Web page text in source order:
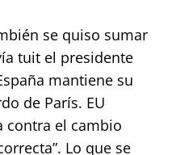
se quiso sumar
tuit el presidente
mantiene su
de París. EU
contra el cambio
Lo que se